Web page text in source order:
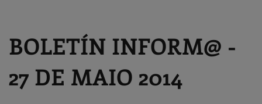
BOLETÍN INFORM@ -
27 DE MAIO 2014